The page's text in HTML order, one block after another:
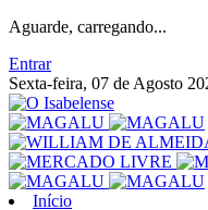
Aguarde, carregando...
Entrar
Sexta-feira, 07 de Agosto
Início